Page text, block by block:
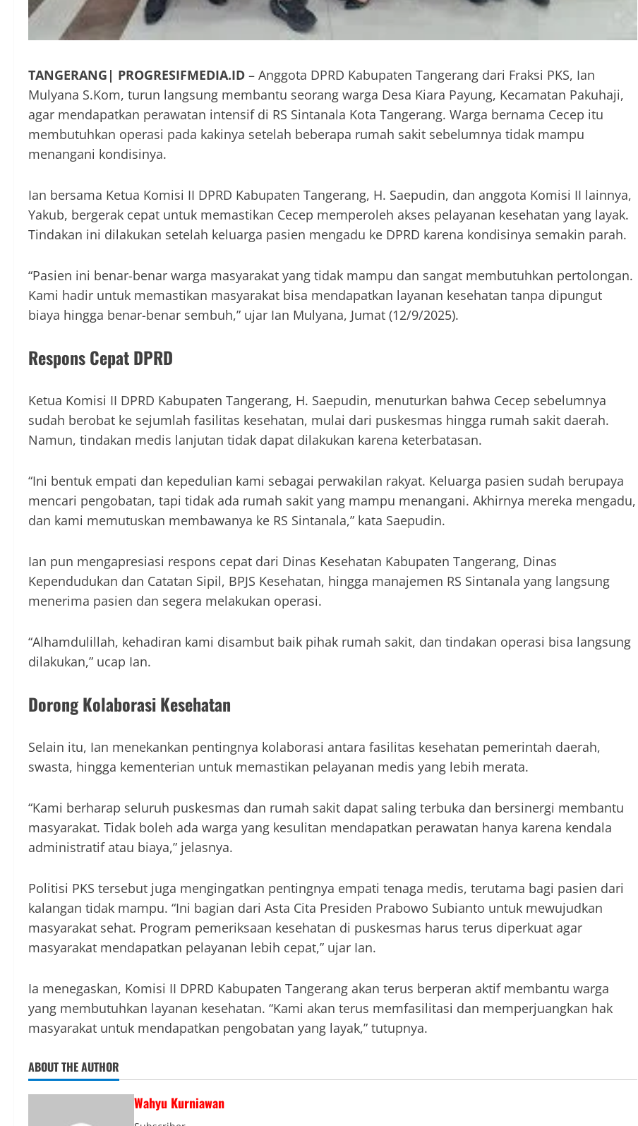
TANGERANG| PROGRESIFMEDIA.ID – Anggota DPRD Kabupaten Tangerang dari Fraksi PKS, Ian
Mulyana S.Kom, turun langsung membantu seorang warga Desa Kiara Payung, Kecamatan Pakuhaji,
agar mendapatkan perawatan intensif di RS Sintanala Kota Tangerang. Warga bernama Cecep itu
membutuhkan operasi pada kakinya setelah beberapa rumah sakit sebelumnya tidak mampu
menangani kondisinya.
Ian bersama Ketua Komisi II DPRD Kabupaten Tangerang, H. Saepudin, dan anggota Komisi II lainnya,
Yakub, bergerak cepat untuk memastikan Cecep memperoleh akses pelayanan kesehatan yang layak.
Tindakan ini dilakukan setelah keluarga pasien mengadu ke DPRD karena kondisinya semakin parah.
“Pasien ini benar-benar warga masyarakat yang tidak mampu dan sangat membutuhkan pertolongan.
Kami hadir untuk memastikan masyarakat bisa mendapatkan layanan kesehatan tanpa dipungut
biaya hingga benar-benar sembuh,” ujar Ian Mulyana, Jumat (12/9/2025).
Respons Cepat DPRD
Ketua Komisi II DPRD Kabupaten Tangerang, H. Saepudin, menuturkan bahwa Cecep sebelumnya
sudah berobat ke sejumlah fasilitas kesehatan, mulai dari puskesmas hingga rumah sakit daerah.
Namun, tindakan medis lanjutan tidak dapat dilakukan karena keterbatasan.
“Ini bentuk empati dan kepedulian kami sebagai perwakilan rakyat. Keluarga pasien sudah berupaya
mencari pengobatan, tapi tidak ada rumah sakit yang mampu menangani. Akhirnya mereka mengadu,
dan kami memutuskan membawanya ke RS Sintanala,” kata Saepudin.
Ian pun mengapresiasi respons cepat dari Dinas Kesehatan Kabupaten Tangerang, Dinas
Kependudukan dan Catatan Sipil, BPJS Kesehatan, hingga manajemen RS Sintanala yang langsung
menerima pasien dan segera melakukan operasi.
“Alhamdulillah, kehadiran kami disambut baik pihak rumah sakit, dan tindakan operasi bisa langsung
dilakukan,” ucap Ian.
Dorong Kolaborasi Kesehatan
Selain itu, Ian menekankan pentingnya kolaborasi antara fasilitas kesehatan pemerintah daerah,
swasta, hingga kementerian untuk memastikan pelayanan medis yang lebih merata.
“Kami berharap seluruh puskesmas dan rumah sakit dapat saling terbuka dan bersinergi membantu
masyarakat. Tidak boleh ada warga yang kesulitan mendapatkan perawatan hanya karena kendala
administratif atau biaya,” jelasnya.
Politisi PKS tersebut juga mengingatkan pentingnya empati tenaga medis, terutama bagi pasien dari
kalangan tidak mampu. “Ini bagian dari Asta Cita Presiden Prabowo Subianto untuk mewujudkan
masyarakat sehat. Program pemeriksaan kesehatan di puskesmas harus terus diperkuat agar
masyarakat mendapatkan pelayanan lebih cepat,” ujar Ian.
Ia menegaskan, Komisi II DPRD Kabupaten Tangerang akan terus berperan aktif membantu warga
yang membutuhkan layanan kesehatan. “Kami akan terus memfasilitasi dan memperjuangkan hak
masyarakat untuk mendapatkan pengobatan yang layak,” tutupnya.
ABOUT THE AUTHOR
Wahyu Kurniawan